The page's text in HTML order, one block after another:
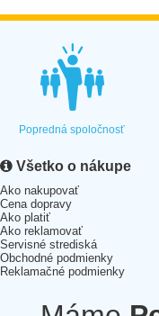
Popredná spoločnosť
Všetko o nákupe
Ako nakupovať
Cena dopravy
Ako platiť
Ako reklamovať
Servisné strediská
Obchodné podmienky
Reklamačné podmienky